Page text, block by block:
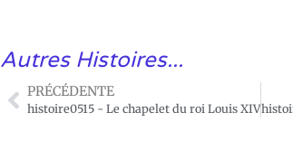
Autres Histoires...
PRÉCÉDENTE
histoire0515 - Le chapelet du roi Louis XIV